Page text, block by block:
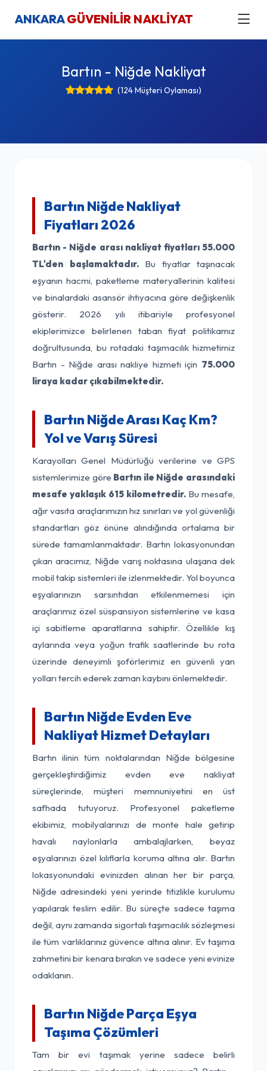
ANKARAGÜVENİLİR NAKLİYAT
Bartın - Niğde Nakliyat
(124 Müşteri Oylaması)
Bartın Niğde Nakliyat
Fiyatları 2026
Bartın - Niğde arası nakliyat fiyatları 55.000
TL'den başlamaktadır.Bu fiyatlar taşınacak
eşyanın hacmi, paketleme materyallerinin kalitesi
ve binalardaki asansör ihtiyacına göre değişkenlik
gösterir. 2026 yılı itibariyle profesyonel
ekiplerimizce belirlenen taban fiyat politikamız
doğrultusunda, bu rotadaki taşımacılık hizmetimiz
Bartın - Niğde arası nakliye hizmeti için 75.000
liraya kadar çıkabilmektedir.
Bartın Niğde Arası Kaç Km?
Yol ve Varış Süresi
Karayolları Genel Müdürlüğü verilerine ve GPS
sistemlerimize göre Bartın ile Niğde arasındaki
mesafe yaklaşık 615 kilometredir. Bu mesafe,
ağır vasıta araçlarımızın hız sınırları ve yol güvenliği
standartları göz önüne alındığında ortalama bir
sürede tamamlanmaktadır. Bartın lokasyonundan
çıkan aracımız, Niğde varış noktasına ulaşana dek
mobil takip sistemleri ile izlenmektedir. Yol boyunca
eşyalarınızın sarsıntıdan etkilenmemesi için
araçlarımız özel süspansiyon sistemlerine ve kasa
içi sabitleme aparatlarına sahiptir. Özellikle kış
aylarında veya yoğun trafik saatlerinde bu rota
üzerinde deneyimli şoförlerimiz en güvenli yan
yolları tercih ederek zaman kaybını önlemektedir.
Bartın Niğde Evden Eve
Nakliyat Hizmet Detayları
Bartın ilinin tüm noktalarından Niğde bölgesine
gerçekleştirdiğimiz evden eve nakliyat
süreçlerinde, müşteri memnuniyetini en üst
safhada tutuyoruz. Profesyonel paketleme
ekibimiz, mobilyalarınızı de monte hale getirip
havalı naylonlarla ambalajlarken, beyaz
eşyalarınızı özel kılıflarla koruma altına alır. Bartın
lokasyonundaki evinizden alınan her bir parça,
Niğde adresindeki yeni yerinde titizlikle kurulumu
yapılarak teslim edilir. Bu süreçte sadece taşıma
değil, aynı zamanda sigortalı taşımacılık sözleşmesi
ile tüm varlıklarınız güvence altına alınır. Ev taşıma
zahmetini bir kenara bırakın ve sadece yeni evinize
odaklanın.
Bartın Niğde Parça Eşya
Taşıma Çözümleri
Tam bir evi taşımak yerine sadece belirli